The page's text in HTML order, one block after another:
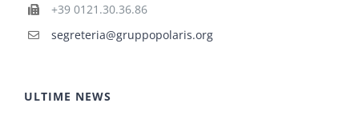
+39 0121.30.36.86
segreteria@gruppopolaris.org
ULTIME NEWS